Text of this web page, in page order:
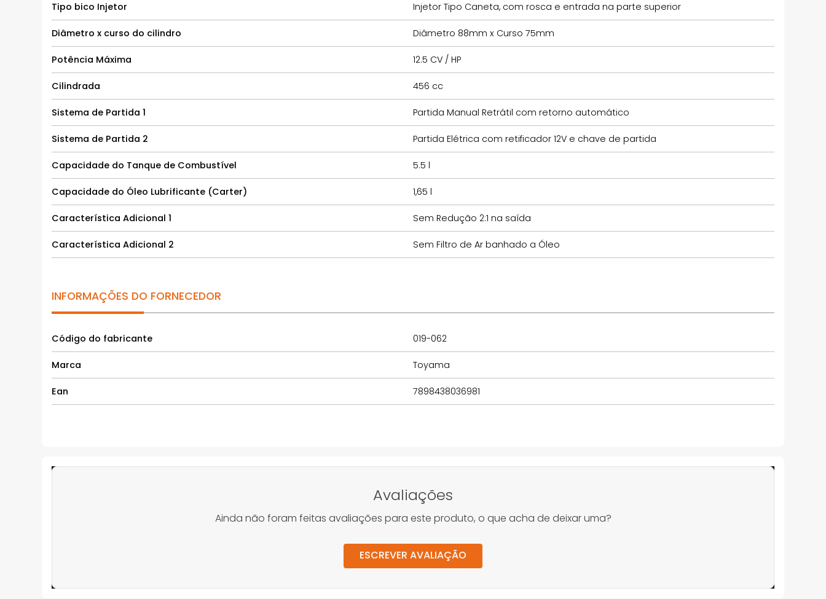
Tipo bico Injetor Injetor Tipo Caneta, com rosca e entrada na parte superior
Diâmetro x curso do cilindro Diâmetro 88mm x Curso 75mm
Potência Máxima 12.5 CV / HP
Cilindrada 456 cc
Sistema de Partida 1 Partida Manual Retrátil com retorno automático
Sistema de Partida 2 Partida Elétrica com retificador 12V e chave de partida
Capacidade do Tanque de Combustível 5.5 l
Capacidade do Óleo Lubrificante (Carter) 1,65 l
Característica Adicional 1 Sem Redução 2:1 na saída
Característica Adicional 2 Sem Filtro de Ar banhado a Óleo
INFORMAÇÕES DO FORNECEDOR
Código do fabricante 019-062
Marca Toyama
Ean 7898438036981
Avaliações
Ainda não foram feitas avaliações para este produto, o que acha de deixar uma?
ESCREVER AVALIAÇÃO